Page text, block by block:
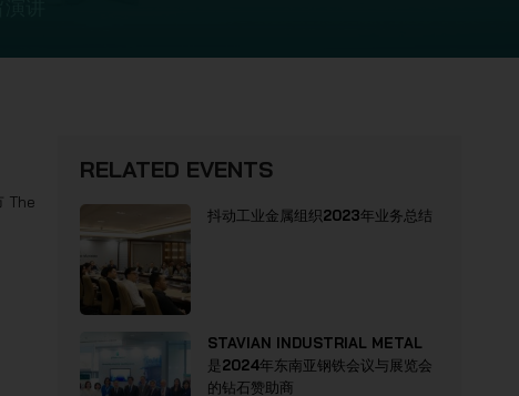
The
RELATED EVENTS
抖动工业金属组织2023年业务总结
STAVIAN INDUSTRIAL METAL
是2024年东南亚钢铁会议与展览会
的钻石赞助商